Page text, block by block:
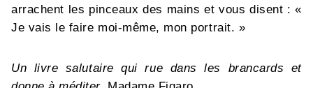
arrachent les pinceaux des mains et vous disent : «
Je vais le faire moi-même, mon portrait. »
Un livre salutaire qui rue dans les brancards et